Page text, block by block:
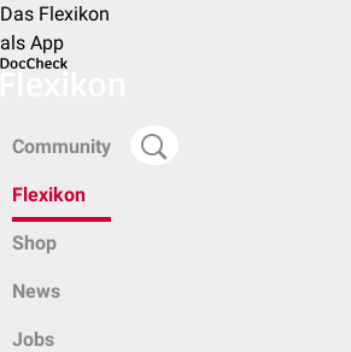
Das Flexikon
als App
Community
Flexikon
Shop
News
Jobs